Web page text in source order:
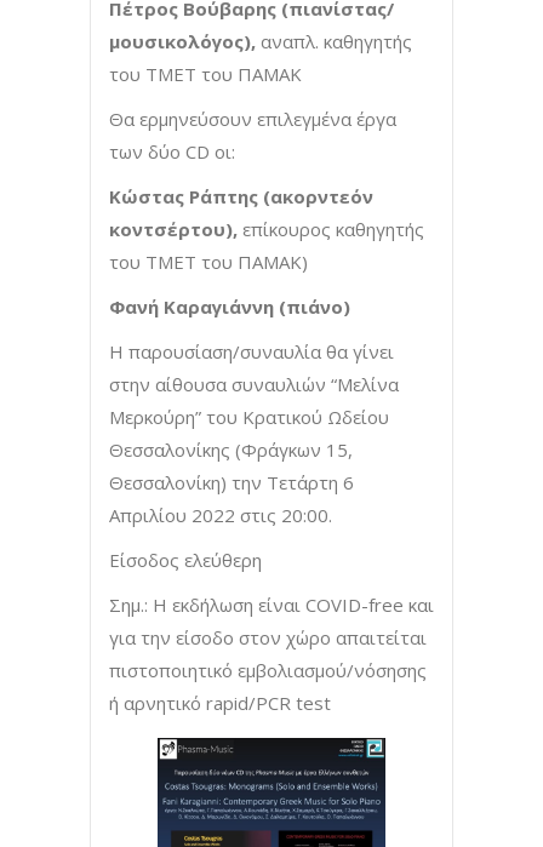
Πέτρος Βούβαρης (πιανίστας/
μουσικολόγος), αναπλ. καθηγητής
του ΤΜΕΤ του ΠΑΜΑΚ
Θα ερμηνεύσουν επιλεγμένα έργα
των δύο CD οι:
Κώστας Ράπτης (ακορντεόν
κοντσέρτου), επίκουρος καθηγητής
του ΤΜΕΤ του ΠΑΜΑΚ)
Φανή Καραγιάννη (πιάνο)
Η παρουσίαση/συναυλία θα γίνει
στην αίθουσα συναυλιών “Μελίνα
Μερκούρη” του Κρατικού Ωδείου
Θεσσαλονίκης (Φράγκων 15,
Θεσσαλονίκη) την Τετάρτη 6
Απριλίου 2022 στις 20:00.
Είσοδος ελεύθερη
Σημ.: Η εκδήλωση είναι COVID-free και
για την είσοδο στον χώρο απαιτείται
πιστοποιητικό εμβολιασμού/νόσησης
ή αρνητικό rapid/PCR test